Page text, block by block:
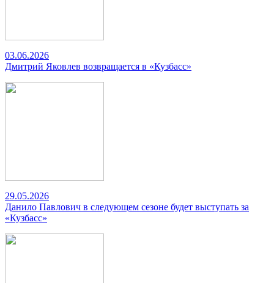
03.06.2026
Дмитрий Яковлев возвращается в «Кузбасс»
29.05.2026
Данило Павлович в следующем сезоне будет выступать за
«Кузбасс»